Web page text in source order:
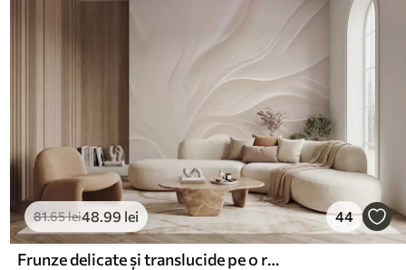
81.65lei48 .99 lei 44
Frunze delicate și translucide pe o ramură